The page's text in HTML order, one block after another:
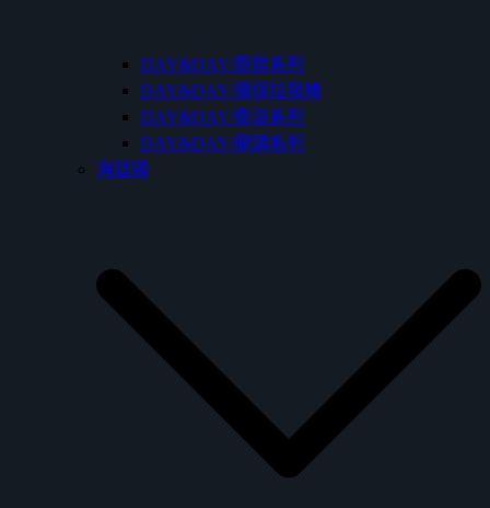
DAY&DAY/廚房系列
DAY&DAY/環保垃圾桶
DAY&DAY/衛浴系列
DAY&DAY/龍頭系列
海廷頓